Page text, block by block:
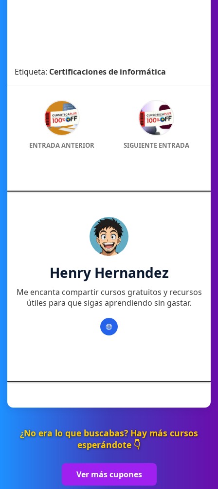
Etiqueta: Certificaciones de informática
ENTRADA ANTERIOR SIGUIENTE ENTRADA
Henry Hernandez
Me encanta compartir cursos gratuitos y recursos
útiles para que sigas aprendiendo sin gastar.
🌐
¿No era lo que buscabas? Hay más cursos
esperándote 👇
Ver más cupones